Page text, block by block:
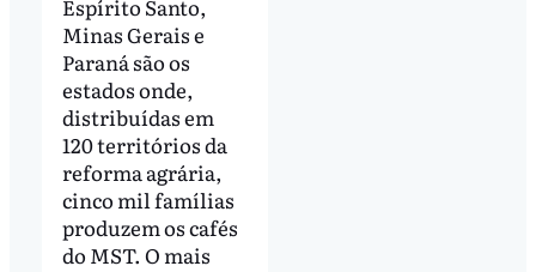
Espírito Santo,
Minas Gerais e
Paraná são os
estados onde,
distribuídas em
120 territórios da
reforma agrária,
cinco mil famílias
produzem os cafés
do MST. O mais